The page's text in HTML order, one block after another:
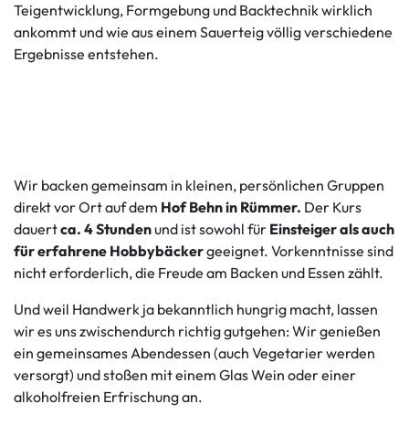
Teigentwicklung, Formgebung und Backtechnik wirklich
ankommt und wie aus einem Sauerteig völlig verschiedene
Ergebnisse entstehen.
Wir backen gemeinsam in kleinen, persönlichen Gruppen
direkt vor Ort auf dem Hof Behn in Rümmer. Der Kurs
dauertca. 4 Stundenund ist sowohl für Einsteiger als auch
für erfahrene Hobbybäckergeeignet. Vorkenntnisse sind
nicht erforderlich, die Freude am Backen und Essen zählt.
Und weil Handwerk ja bekanntlich hungrig macht, lassen
wir es uns zwischendurch richtig gutgehen: Wir genießen
ein gemeinsames Abendessen (auch Vegetarier werden
versorgt) und stoßen mit einem Glas Wein oder einer
alkoholfreien Erfrischung an.